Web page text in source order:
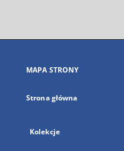
się
karcie
MAPA STRONY
Strona główna
Kolekcje